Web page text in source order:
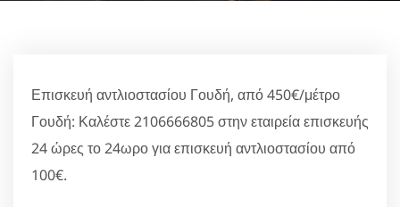
Επισκευή αντλιοστασίου Γουδή, από 450€/μέτρο
Γουδή: Καλέστε 2106666805 στην εταιρεία επισκευής
24 ώρες το 24ωρο για επισκευή αντλιοστασίου από
100€.